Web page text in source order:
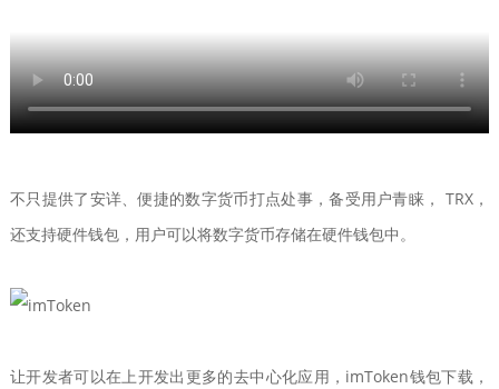
不只提供了安详、便捷的数字货币打点处事，备受用户青睐， TRX，
还支持硬件钱包，用户可以将数字货币存储在硬件钱包中。
让开发者可以在上开发出更多的去中心化应用，imToken钱包下载，